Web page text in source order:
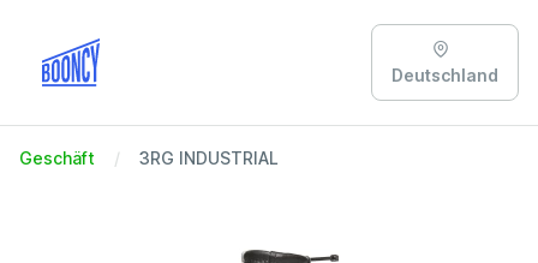
Deutschland
Geschäft 3RG INDUSTRIAL